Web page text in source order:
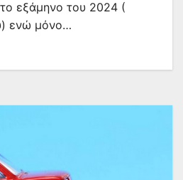
εξάμηνο του 2024 (
ενώ μόνο…